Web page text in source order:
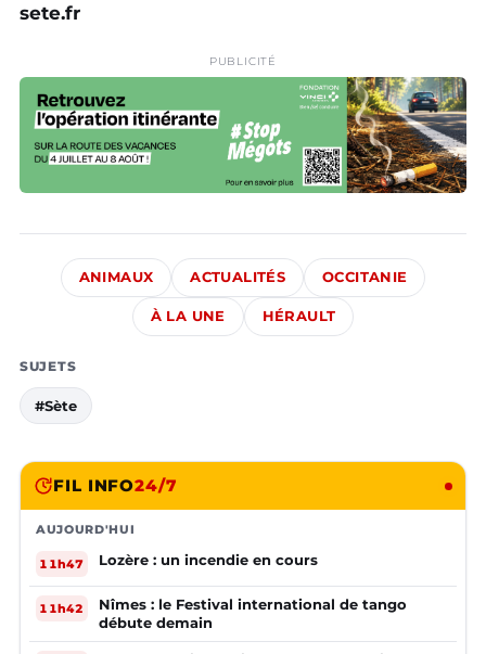
sete.fr
PUBLICITÉ
ANIMAUX ACTUALITÉS OCCITANIE
À LA UNE HÉRAULT
SUJETS
#Sète
FIL INFO24/7
AUJOURD'HUI
11h47 Lozère : un incendie en cours
11h42
Nîmes : le Festival international de tango
débute demain